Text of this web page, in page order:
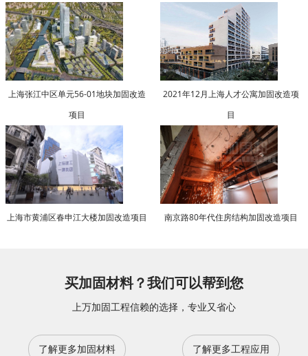
上海张江中区单元56-01地块加固改造
项目
2021年12月上海人才公寓加固改造项
目
上海市黄浦区春申江大楼加固改造项目 南京路80年代住房结构加固改造项目
买加固材料？我们可以帮到您
上万加固工程信赖的选择，专业又省心
了解更多加固材料 了解更多工程应用